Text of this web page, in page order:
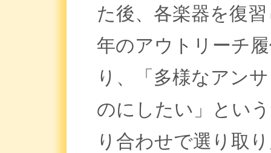
た後、各楽器を復
年のアウトリーチ
り、「多様なアン
のにしたい」とい
り合わせで選り取